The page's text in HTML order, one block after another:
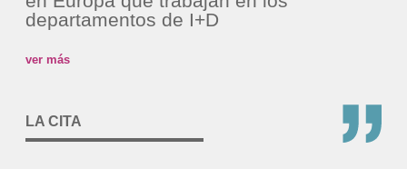
departamentos de I+D
ver más
LA CITA